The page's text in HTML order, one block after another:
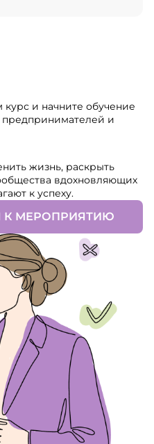
и начните обучение
предпринимателей и
жизнь, раскрыть
вдохновляющих
к успеху.
К МЕРОПРИЯТИЮ